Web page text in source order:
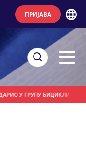
ПРИЈАВА
У ГРУПУ БИЦИКЛИСТА